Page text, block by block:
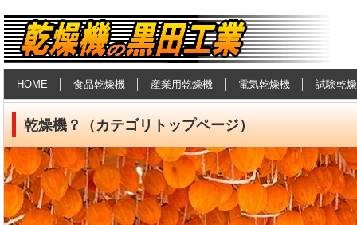
食品乾燥機・産業用乾燥機の黒田工
業
HOME 食品乾燥機 産業用乾燥機 電気乾燥機 試験乾燥
乾燥機？（カテゴリトップページ）